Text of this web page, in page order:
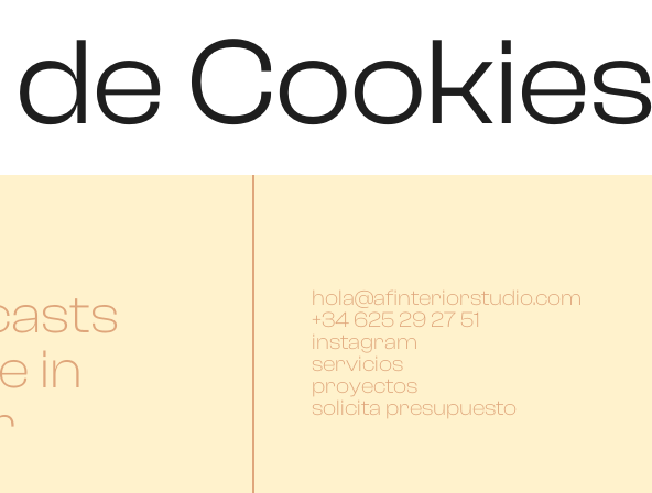
Cookies
in
hola@afinteriorstudio.com
+34 625 29 27 51
instagram
servicios
proyectos
solicita presupuesto